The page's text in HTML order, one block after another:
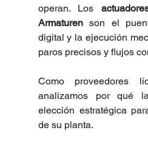
operan. Los
Armaturen son el
digital y la ejecución
paros precisos y flujos
Como proveedores
analizamos por qué
elección estratégica
de su planta.